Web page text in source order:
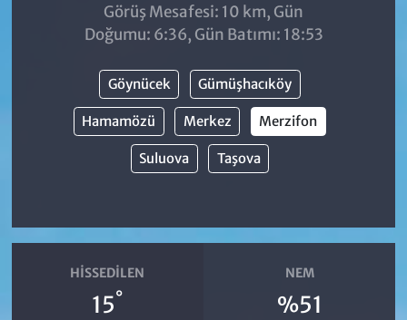
Görüş Mesafesi: 10 km, Gün
Doğumu: 6:36, Gün Batımı: 18:53
Göynücek Gümüşhacıköy
Hamamözü Merkez Merzifon
Suluova Taşova
HISSEDILEN
15°
NEM
%51